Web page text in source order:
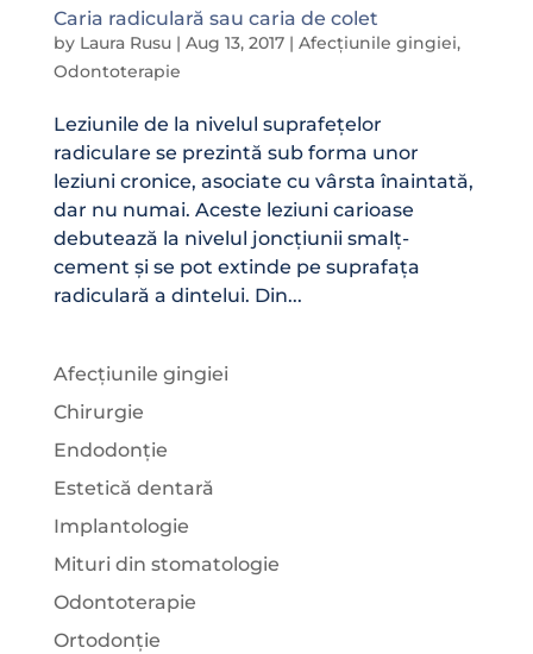
Caria radiculară sau caria de colet
by Laura Rusu| Aug 13, 2017| Afecțiunile gingiei,
Odontoterapie
Leziunile de la nivelul suprafețelor
radiculare se prezintă sub forma unor
leziuni cronice, asociate cu vârsta înaintată,
dar nu numai. Aceste leziuni carioase
debutează la nivelul joncțiunii smalț-
cement și se pot extinde pe suprafața
radiculară a dintelui. Din...
Afecțiunile gingiei
Chirurgie
Endodonție
Estetică dentară
Implantologie
Mituri din stomatologie
Odontoterapie
Ortodonție